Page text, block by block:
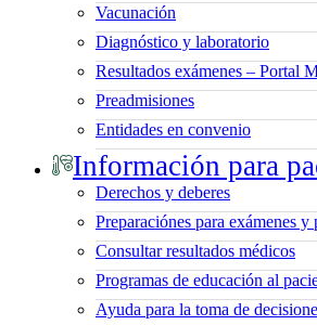
Vacunación
Diagnóstico y laboratorio
Resultados exámenes – Portal
Preadmisiones
Entidades en convenio
Información para
Derechos y deberes
Preparaciónes para exámenes
Consultar resultados médicos
Programas de educación al
Ayuda para la toma de